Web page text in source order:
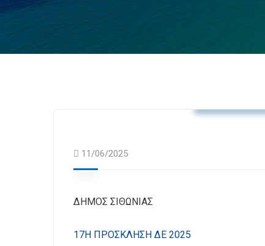
11/06/2025
ΔΗΜΟΣ ΣΙΘΩΝΙΑΣ
17Η ΠΡΟΣΚΛΗΣΗ ΔΕ 2025